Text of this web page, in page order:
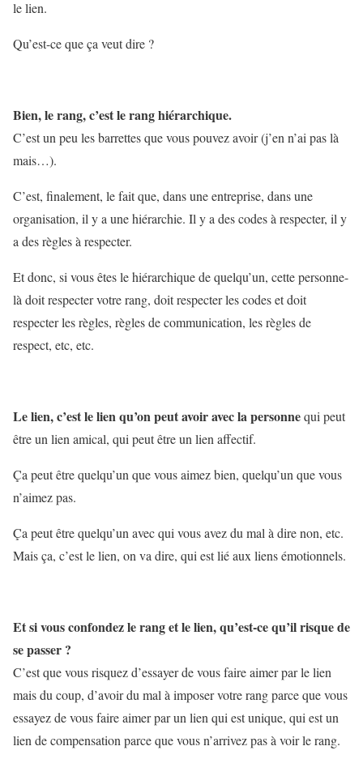
le lien.
Qu’est-ce que ça veut dire ?
Bien, le rang, c’est le rang hiérarchique.
C’est un peu les barrettes que vous pouvez avoir (j’en n’ai pas là
mais…).
C’est, finalement, le fait que, dans une entreprise, dans une
organisation, il y a une hiérarchie. Il y a des codes à respecter, il y
a des règles à respecter.
Et donc, si vous êtes le hiérarchique de quelqu’un, cette personne-
là doit respecter votre rang, doit respecter les codes et doit
respecter les règles, règles de communication, les règles de
respect, etc, etc.
Le lien, c’est le lien qu’on peut avoir avec la personnequi peut
être un lien amical, qui peut être un lien affectif.
Ça peut être quelqu’un que vous aimez bien, quelqu’un que vous
n’aimez pas.
Ça peut être quelqu’un avec qui vous avez du mal à dire non, etc.
Mais ça, c’est le lien, on va dire, qui est lié aux liens émotionnels.
Et si vous confondez le rang et le lien, qu’est-ce qu’il risque de
se passer ?
C’est que vous risquez d’essayer de vous faire aimer par le lien
mais du coup, d’avoir du mal à imposer votre rang parce que vous
essayez de vous faire aimer par un lien qui est unique, qui est un
lien de compensation parce que vous n’arrivez pas à voir le rang.